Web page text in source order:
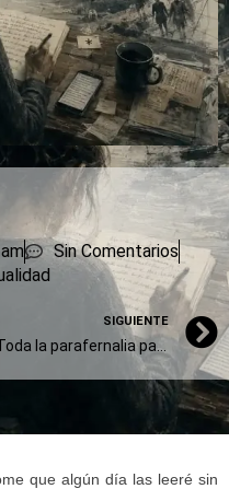
Sin Comentarios
SIGUIENTE
que algún día las leeré sin